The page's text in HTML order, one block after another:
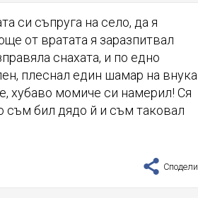
си съпруга на село, да я
от вратата я заразпитвал
снахата, и по едно
плеснал един шамар на внука
хубаво момиче си намерил! Ся
съм бил дядо й и съм таковал
Сподели